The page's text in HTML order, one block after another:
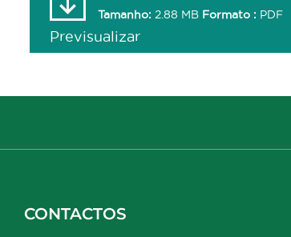
Tamanho: 2.88 MB Formato : PDF
Previsualizar
CONTACTOS